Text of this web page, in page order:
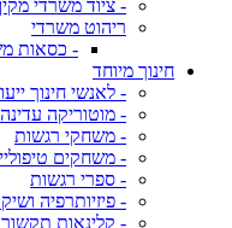
- ציוד משרדי
ריהוט משרדי
- כסאות
חינוך מיוחד
- לאנשי חינוך
- מוטוריקה
- משחקי רגשות
- משחקים
- ספרי רגשות
- פיזיותרפיה
- קלינאות